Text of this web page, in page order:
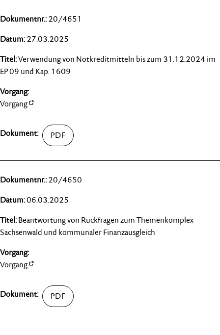
20/4651
27.03.2025
Verwendung von Notkreditmitteln bis zum 31.12.2024 im
EP 09 und Kap. 1609
Vorgang
20/4650
06.03.2025
Beantwortung von Rückfragen zum Themenkomplex
Sachsenwald und kommunaler Finanzausgleich
Vorgang